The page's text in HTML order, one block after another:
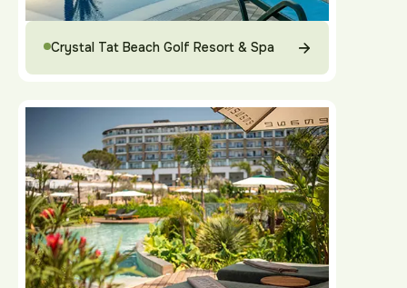
Crystal Tat Beach Golf Resort & Spa